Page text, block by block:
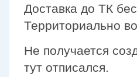
Доставка до ТК
Территориально
Не получается
тут отписался.